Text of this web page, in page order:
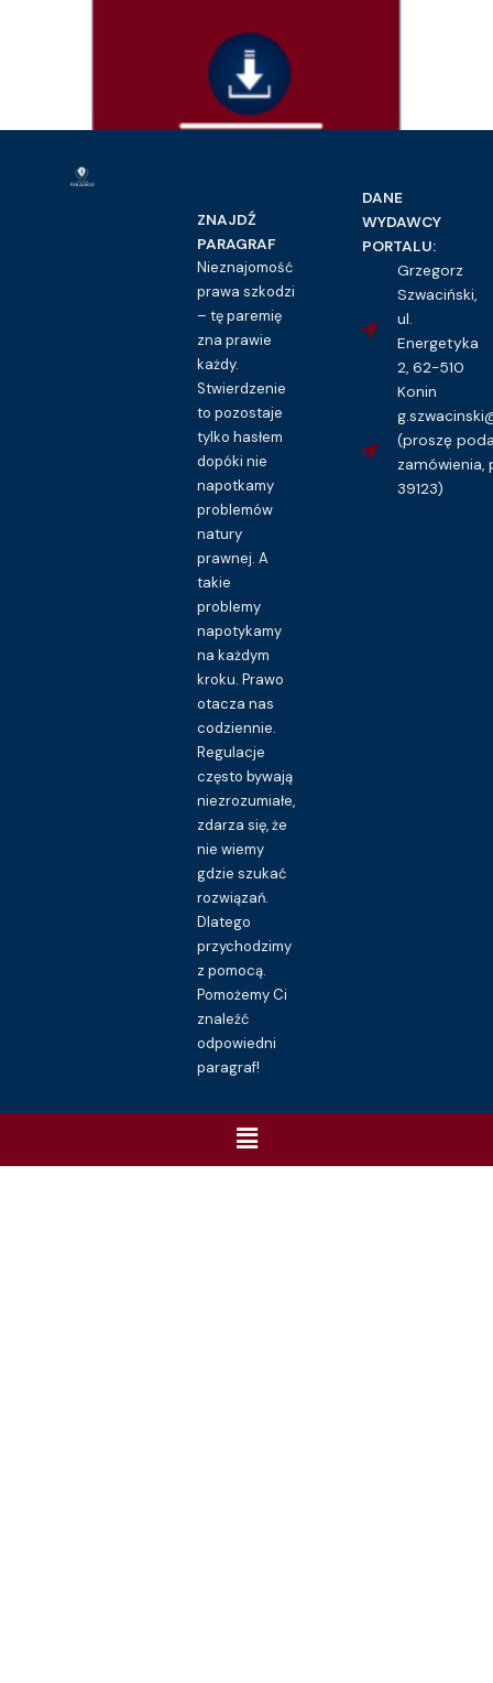
16.00
Kupuję dostęp do wzoru pisma
ZNAJDŹ
PARAGRAF
Nieznajomość
prawa szkodzi
– tę paremię
zna prawie
każdy.
Stwierdzenie
to pozostaje
tylko hasłem
dopóki nie
napotkamy
problemów
natury
prawnej. A
takie
problemy
napotykamy
na każdym
kroku. Prawo
otacza nas
codziennie.
Regulacje
często bywają
niezrozumiałe,
zdarza się, że
nie wiemy
gdzie szukać
rozwiązań.
Dlatego
przychodzimy
z pomocą.
Pomożemy Ci
znaleźć
odpowiedni
paragraf!
DANE
WYDAWCY
PORTALU:
Grzegorz
Szwaciński,
ul.
Energetyka
2, 62-510
Konin
(proszę
zamówienia,
39123)
Menu